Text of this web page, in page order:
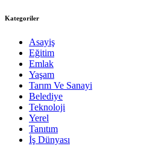
Kategoriler
Asayiş
Eğitim
Emlak
Yaşam
Tarım Ve Sanayi
Belediye
Teknoloji
Yerel
Tanıtım
İş Dünyası